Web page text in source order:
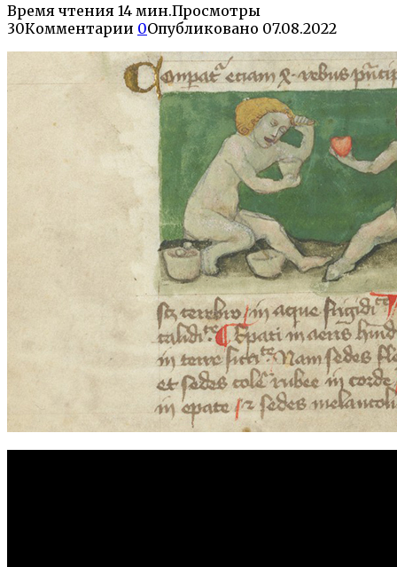
Время чтения 14 мин.Просмотры
30Комментарии 0Опубликовано 07.08.2022